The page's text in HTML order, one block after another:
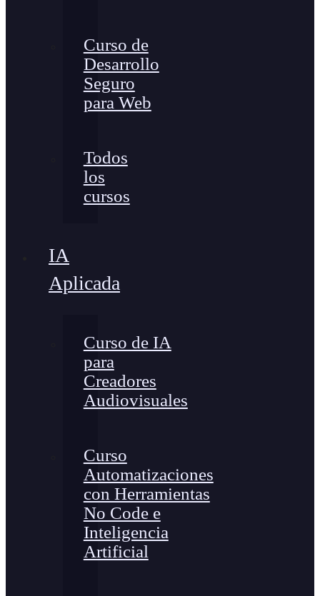
Curso de
Desarrollo
Seguro
para Web
Todos
los
cursos
IA
Aplicada
Curso de IA
para
Creadores
Audiovisuales
Curso
Automatizaciones
con Herramientas
No Code e
Inteligencia
Artificial